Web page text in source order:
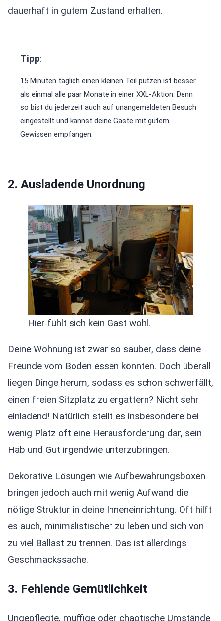
dauerhaft in gutem Zustand erhalten.
Tipp:
15 Minuten täglich einen kleinen Teil putzen ist besser
als einmal alle paar Monate in einer XXL-Aktion. Denn
so bist du jederzeit auch auf unangemeldeten Besuch
eingestellt und kannst deine Gäste mit gutem
Gewissen empfangen.
2. Ausladende Unordnung
Hier fühlt sich kein Gast wohl.
Deine Wohnung ist zwar so sauber, dass deine
Freunde vom Boden essen könnten. Doch überall
liegen Dinge herum, sodass es schon schwerfällt,
einen freien Sitzplatz zu ergattern? Nicht sehr
einladend! Natürlich stellt es insbesondere bei
wenig Platz oft eine Herausforderung dar, sein
Hab und Gut irgendwie unterzubringen.
Dekorative Lösungen wie Aufbewahrungsboxen
bringen jedoch auch mit wenig Aufwand die
nötige Struktur in deine Inneneinrichtung. Oft hilft
es auch, minimalistischer zu leben und sich von
zu viel Ballast zu trennen. Das ist allerdings
Geschmackssache.
3. Fehlende Gemütlichkeit
Ungepflegte, muffige oder chaotische Umstände